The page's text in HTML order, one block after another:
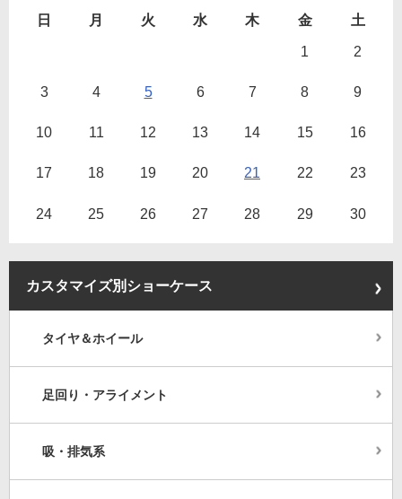
日 月 火 水 木 金
土
1
2
3 4 5 6 7 8 9
10 11 12 13 14 15 16
17 18 19 20 21 22 23
24 25 26 27 28 29 30
カスタマイズ別ショーケース
タイヤ＆ホイール
足回り・アライメント
吸・排気系